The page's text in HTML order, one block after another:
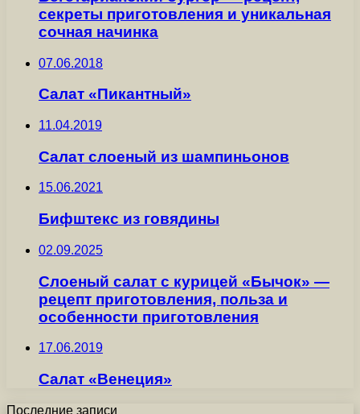
секреты приготовления и уникальная
сочная начинка
07.06.2018
Салат «Пикантный»
11.04.2019
Салат слоеный из шампиньонов
15.06.2021
Бифштекс из говядины
02.09.2025
Слоеный салат с курицей «Бычок» —
рецепт приготовления, польза и
особенности приготовления
17.06.2019
Салат «Венеция»
Последние записи